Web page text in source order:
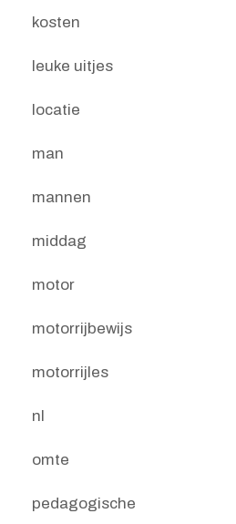
kosten
leuke uitjes
locatie
man
mannen
middag
motor
motorrijbewijs
motorrijles
nl
omte
pedagogische